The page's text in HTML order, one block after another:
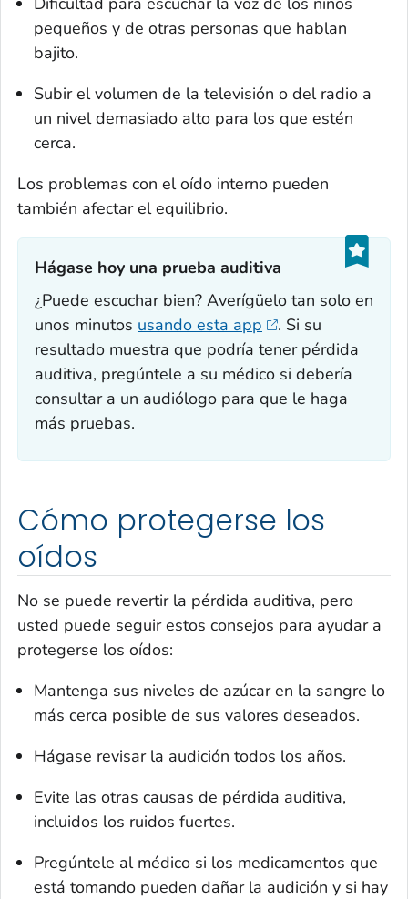
pequeños y de otras personas que hablan
bajito.
Subir el volumen de la televisión o del radio a
un nivel demasiado alto para los que estén
cerca.
Los problemas con el oído interno pueden
también afectar el equilibrio.
Hágase hoy una prueba auditiva‎
¿Puede escuchar bien? Averígüelo tan solo en
unos minutos usando esta app
. Si su
resultado muestra que podría tener pérdida
auditiva, pregúntele a su médico si debería
consultar a un audiólogo para que le haga
más pruebas.
Cómo protegerse los
oídos
No se puede revertir la pérdida auditiva, pero
usted puede seguir estos consejos para ayudar a
protegerse los oídos:
Mantenga sus niveles de azúcar en la sangre lo
más cerca posible de sus valores deseados.
Hágase revisar la audición todos los años.
Evite las otras causas de pérdida auditiva,
incluidos los ruidos fuertes.
Pregúntele al médico si los medicamentos que
está tomando pueden dañar la audición y si hay